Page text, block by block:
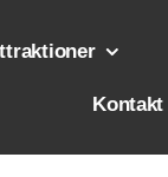
Kontakt